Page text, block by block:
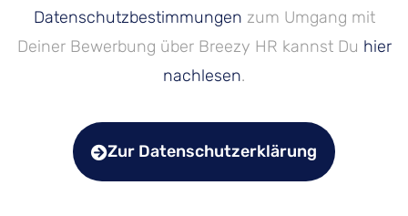
Datenschutzbestimmungen zum Umgang mit
Deiner Bewerbung über Breezy HR kannst Du hier
nachlesen.
Zur Datenschutzerklärung